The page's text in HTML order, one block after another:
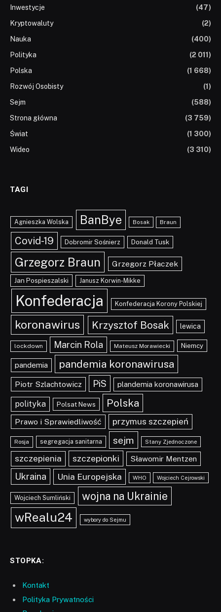
Inwestycje
(47)
Kryptowaluty
(2)
Nauka
(400)
Polityka
(2 011)
Polska
(1 668)
Rozwój Osobisty
(1)
Sejm
(588)
Strona główna
(3 759)
Świat
(1 300)
Wideo
(3 310)
TAGI
Agnieszka Wolska BanBye Bosak Braun
Covid-19 Dobromir Sośnierz Donald Tusk
Grzegorz Braun Grzegorz Płaczek
Jan Pospieszalski Janusz Korwin-Mikke
Konfederacja Konfederacja Korony Polskiej
koronawirus Krzysztof Bosak lewica
lockdown Marcin Rola Mateusz Morawiecki Niemcy
pandemia pandemia koronawirusa
Piotr Szlachtowicz PiS plandemia koronawirusa
polityka Polsat News Polska
Prawo i Sprawiedliwość przymus szczepień
Rosja segregacja sanitarna sejm Stany Zjednoczone
szczepienia szczepionki Sławomir Mentzen
Ukraina Unia Europejska WHO Wojciech Cejrowski
Wojciech Sumliński wojna na Ukrainie
wRealu24 wybory do Sejmu
STOPKA:
Kontakt
Polityka Prywatności